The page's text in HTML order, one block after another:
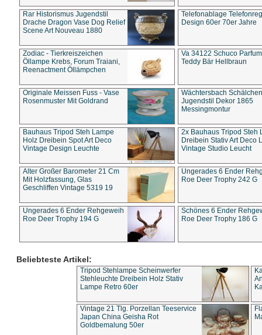
Rar Historismus Jugendstil
Drache Dragon Vase Dog Relief
Scene Art Nouveau 1880
Telefonablage
Design 60er 70er Jahre
Zodiac - Tierkreiszeichen
Öllampe Krebs, Forum Traiani,
Reenactment Öllämpchen
Va 34122 Schuco
Teddy Bär Hellbraun
Originale Meissen Fuss - Vase
Rosenmuster Mit Goldrand
Wächtersbach Schälchen
Jugendstil Dekor 1865
Messingmontur
Bauhaus Tripod Steh Lampe
Holz Dreibein Spot Art Deco
Vintage Design Leuchte
2x Bauhaus Tripod Steh
Dreibein Stativ Art Deco
Vintage Studio Leucht
Alter Großer Barometer 21 Cm
Mit Holzfassung, Glas
Geschliffen Vintage 5319 19
Ungerades 6 Ender
Roe Deer Trophy 242 G
Ungerades 6 Ender Rehgeweih
Roe Deer Trophy 194 G
Schönes 6 Ender
Roe Deer Trophy 186 G
Beliebteste Artikel:
Tripod Stehlampe Scheinwerfer
Stehleuchte Dreibein Holz Stativ
Lampe Retro 60er
Vintage 21 Tlg. Porzellan Teeservice
Japan China Geisha Rot
Goldbemalung 50er